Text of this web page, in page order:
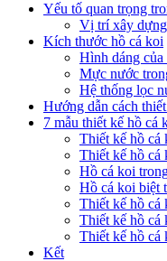
Yếu tố quan trọng
Vị trí xây
Kích thước hồ cá koi
Hình dáng của
Mực nước
Hệ thống lọc
Hướng dẫn cách
7 mẫu thiết kế hồ cá
Thiết kế hồ cá
Thiết kế hồ cá
Hồ cá koi
Hồ cá koi biệt
Thiết kế hồ cá
Thiết kế hồ cá
Thiết kế hồ cá
Kết